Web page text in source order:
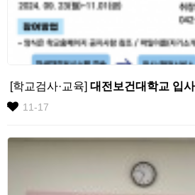
[학교검사·교육] 대전보건대학교 입
11-17